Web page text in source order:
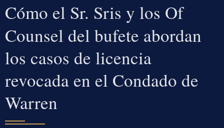
Cómo el Sr. Sris y los Of
Counsel del bufete abordan
los casos de licencia
revocada en el Condado de
Warren